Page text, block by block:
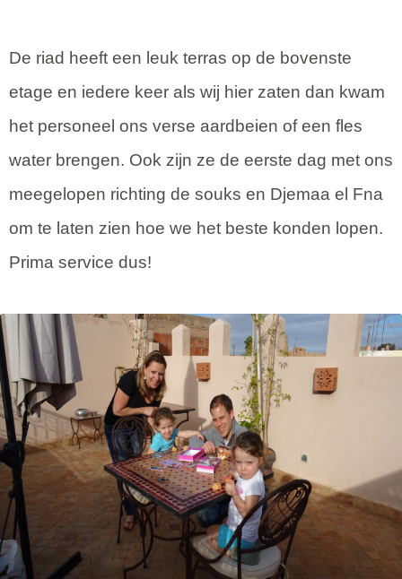
De riad heeft een leuk terras op de bovenste
etage en iedere keer als wij hier zaten dan kwam
het personeel ons verse aardbeien of een fles
water brengen. Ook zijn ze de eerste dag met ons
meegelopen richting de souks en Djemaa el Fna
om te laten zien hoe we het beste konden lopen.
Prima service dus!